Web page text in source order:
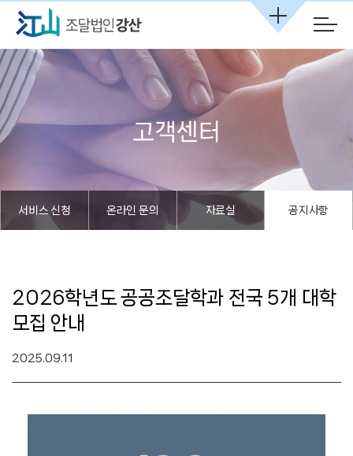
본문 바로가기
고객센터
서비스 신청 온라인 문의 자료실 공지사항
2026학년도 공공조달학과 전국 5개 대학
모집 안내
2025.09.11